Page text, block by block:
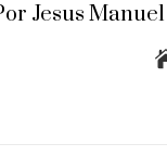
Jesus